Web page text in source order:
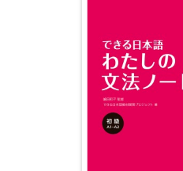
本書は、話題や場面で課が
教科書を使用している方に